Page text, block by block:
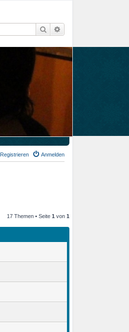
Suche
Anmelden
Registrieren
17 Themen • Seite 1 von 1